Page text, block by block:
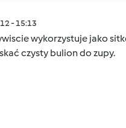
- 15:13
wykorzystuje jako
czysty bulion do zupy.